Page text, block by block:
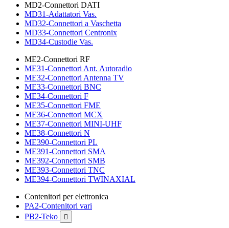
MD2-Connettori DATI
MD31-Adattatori Vas.
MD32-Connettori a Vaschetta
MD33-Connettori Centronix
MD34-Custodie Vas.
ME2-Connettori RF
ME31-Connettori Ant. Autoradio
ME32-Connettori Antenna TV
ME33-Connettori BNC
ME34-Connettori F
ME35-Connettori FME
ME36-Connettori MCX
ME37-Connettori MINI-UHF
ME38-Connettori N
ME390-Connettori PL
ME391-Connettori SMA
ME392-Connettori SMB
ME393-Connettori TNC
ME394-Connettori TWINAXIAL
Contenitori per elettronica
PA2-Contenitori vari
PB2-Teko
